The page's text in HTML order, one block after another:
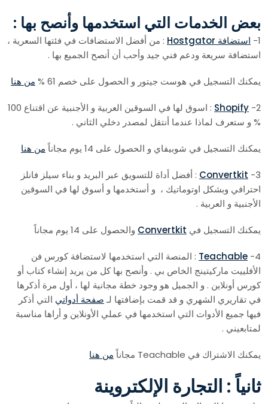
بعض الخدمات التي استخدمها وأنصح بها :
1- استضافة Hostgator
: من أفضل الاستضافات في فئتها السعرية ،
استضافة سريعة ودعم فني جيد وأحب أن أنصح الجميع بها .
يمكنك التسجيل في هوست جيتور و الحصول على خصم 61 % من هنا
2-
Shopify
: اسوق لها في السوقين العربية و الأجنبية عن اقتناع 100
% و ستعرف لماذا عندما أنتقل لمصدر دخلي الثاني .
يمكنك التسجيل في شوبيفاي و الحصول على 14 يوم مجاناً من هنا
3-
Convertkit : أفضل أداة للتسويق عبر البريد و بناء سيلز فانلز
احترافي وبشكل اوتوماتيك ، و أستخدمها و أسوق لها في السوقين
الأجنبية و العربية .
يمكنك التسجيل في Convertkit والحصول على 14 يوم مجاناً
4-
Teachable : المنصة التي استخدمها لاستضافة كورس فن
الأفلييت ماركيتينج الخاص بي . وأنصح بها كل من يريد إنشاء كتاب أو
كورس أونلاين . و الجميل هو وجود خطة مجانية لها ، أول مرة أذكرها
في تقاريري الشهري و قد قمت بإضافتها لـصفحة أدواتي التي أذكر
فيها جميع الأدوات التي استخدمها في عملي الأونلاين و أراها مناسبة
لمتابعيني .
يمكنك الاشتراك في Teachable مجاناً من هنا
ثانياً : التجارة الإلكتروينة